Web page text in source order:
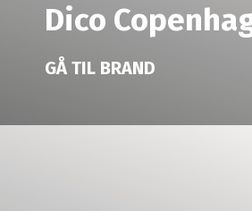
Dico
GÅ TIL BRAND